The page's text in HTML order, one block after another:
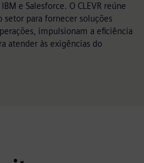
e Salesforce. O CLEVR reúne
para fornecer soluções
impulsionam a eficiência
atender às exigências do